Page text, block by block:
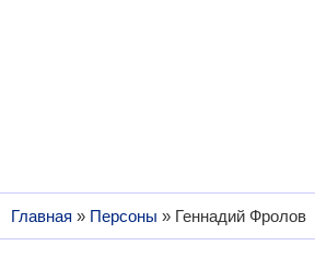
Главная » Персоны » Геннадий Фролов